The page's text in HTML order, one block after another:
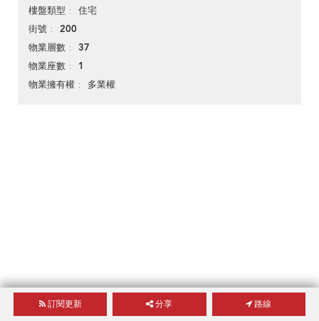
樓盤類型 住宅
街號 200
物業層數 37
物業座數 1
物業擁有權 多業權
訂閱更新 分享 路線